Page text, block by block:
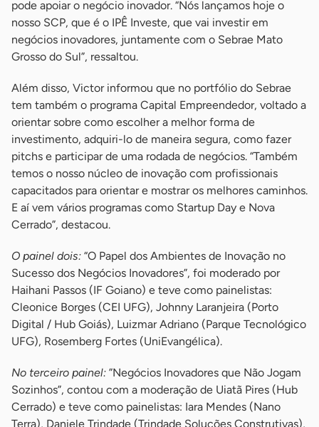
pode apoiar o negócio inovador. “Nós lançamos hoje o
nosso SCP, que é o IPÊ Investe, que vai investir em
negócios inovadores, juntamente com o Sebrae Mato
Grosso do Sul”, ressaltou.
Além disso, Victor informou que no portfólio do Sebrae
tem também o programa Capital Empreendedor, voltado a
orientar sobre como escolher a melhor forma de
investimento, adquiri-lo de maneira segura, como fazer
pitchs e participar de uma rodada de negócios. “Também
temos o nosso núcleo de inovação com profissionais
capacitados para orientar e mostrar os melhores caminhos.
E aí vem vários programas como Startup Day e Nova
Cerrado”, destacou.
O painel dois: “O Papel dos Ambientes de Inovação no
Sucesso dos Negócios Inovadores”, foi moderado por
Haihani Passos (IF Goiano) e teve como painelistas:
Cleonice Borges (CEI UFG), Johnny Laranjeira (Porto
Digital / Hub Goiás), Luizmar Adriano (Parque Tecnológico
UFG), Rosemberg Fortes (UniEvangélica).
No terceiro painel: ”Negócios Inovadores que Não Jogam
Sozinhos”, contou com a moderação de Uiatã Pires (Hub
Cerrado) e teve como painelistas: Iara Mendes (Nano
Terra), Daniele Trindade (Trindade Soluções Construtivas),